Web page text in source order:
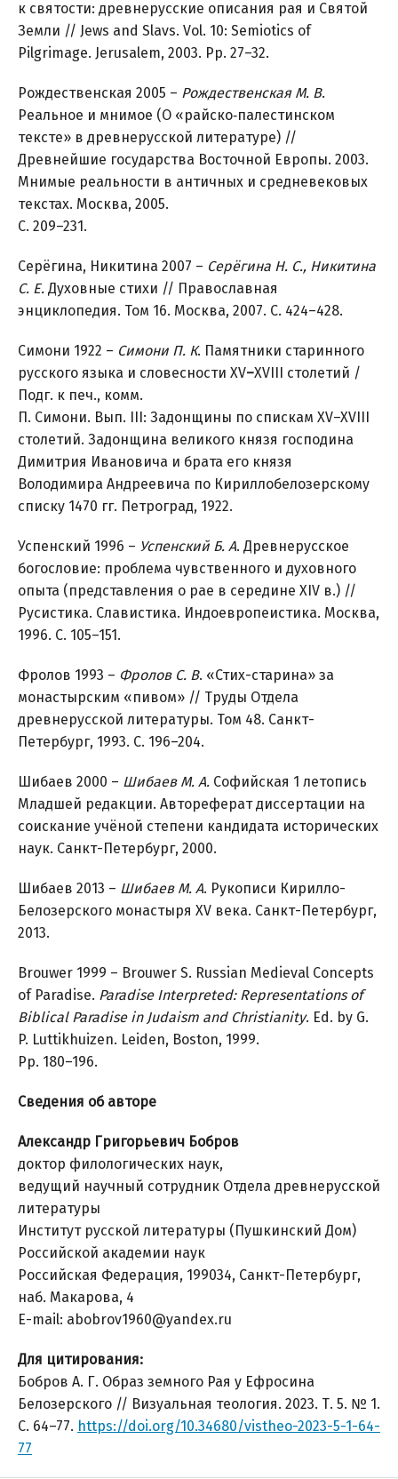
к святости: древнерусские описания рая и Святой
Земли // Jews and Slavs. Vol. 10: Semiotics of
Pilgrimage. Jerusalem, 2003. Pp. 27–32.
Рождественская 2005 – Рождественская М. В.
Реальное и мнимое (О «райско‑палестинском
тексте» в древнерусской литературе) //
Древнейшие государства Восточной Европы. 2003.
Мнимые реальности в античных и средневековых
текстах. Москва, 2005.
С. 209–231.
Серёгина, Никитина 2007 – Серёгина Н. С., Никитина
С. Е. Духовные стихи // Православная
энциклопедия. Том 16. Москва, 2007. С. 424–428.
Симони 1922 – Симони П. К. Памятники старинного
русского языка и словесности XV–XVIII столетий /
Подг. к печ., комм.
П. Симони. Вып. III: Задонщины по спискам XV–XVIII
столетий. Задонщина великого князя господина
Димитрия Ивановича и брата его князя
Володимира Андреевича по Кириллобелозерскому
списку 1470 гг. Петроград, 1922.
Успенский 1996 – Успенский Б. А. Древнерусское
богословие: проблема чувственного и духовного
опыта (представления о рае в середине XIV в.) //
Русистика. Славистика. Индоевропеистика. Москва,
1996. С. 105–151.
Фролов 1993 – Фролов С. В. «Стих-старина» за
монастырским «пивом» // Труды Отдела
древнерусской литературы. Том 48. Санкт-
Петербург, 1993. С. 196–204.
Шибаев 2000 – Шибаев М. А. Софийская 1 летопись
Младшей редакции. Автореферат диссертации на
соискание учёной степени кандидата исторических
наук. Санкт-Петербург, 2000.
Шибаев 2013 – Шибаев М. А. Рукописи Кирилло-
Белозерского монастыря XV века. Санкт-Петербург,
2013.
Brouwer 1999 – Brouwer S. Russian Medieval Concepts
of Paradise. Paradise Interpreted: Representations of
Biblical Paradise in Judaism and Christianity. Ed. by G.
P. Luttikhuizen. Leiden, Boston, 1999.
Pp. 180–196.
Сведения об авторе
Александр Григорьевич Бобров
доктор филологических наук,
ведущий научный сотрудник Отдела древнерусской
литературы
Институт русской литературы (Пушкинский Дом)
Российской академии наук
Российская Федерация, 199034, Санкт-Петербург,
наб. Макарова, 4
E-mail: abobrov1960@yandex.ru
Для цитирования:
Бобров А. Г. Образ земного Рая у Ефросина
Белозерского // Визуальная теология. 2023. Т. 5. № 1.
С. 64–77. https://doi.org/10.34680/vistheo-2023-5-1-64-
77